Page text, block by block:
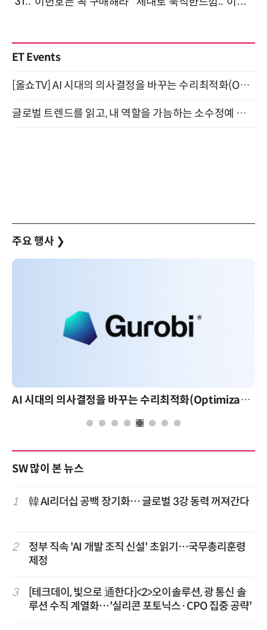
ET Events
[올쇼TV] AI 시대의 의사결정을 바꾸는 수리최적화(Optimization) 소개 (8/20 생방송)
글로벌 트렌드를 읽고, 내 역할을 가늠하는 소수정예 실습 워크숍 (8/28)
주요 행사 ❯
AI 시대의 의사결정을 바꾸는 수리최적화(Optimization): 실제 산업 적용 사례와 활용 전략
SW 많이 본 뉴스
1 韓 AI리더십 공백 장기화… 글로벌 3강 동력 꺼져간다
2
정부 직속 'AI 개발 조직 신설' 초읽기…국무총리훈령
제정
3
[테크데이, 빛으로 通한다]<2>오이솔루션, 광 통신 솔
루션 수직 계열화…'실리콘 포토닉스·CPO 집중 공략'